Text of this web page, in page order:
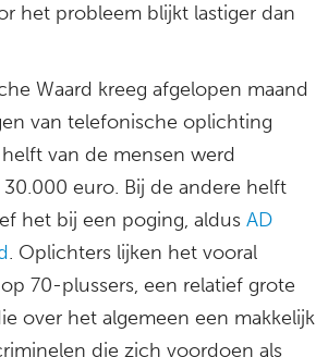
het probleem blijkt lastiger dan
Waard kreeg afgelopen maand
van telefonische oplichting
van de mensen werd
euro. Bij de andere helft
het bij een poging, aldus AD
. Oplichters lijken het vooral
70-plussers, een relatief grote
over het algemeen een makkelijk
die zich voordoen als